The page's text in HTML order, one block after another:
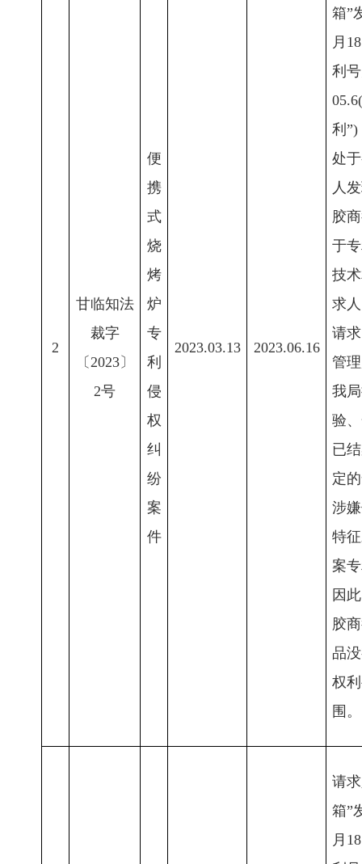
2
甘临知法
裁字
〔2023〕
2号
便
携
式
烧
烤
炉
专
利
侵
权
纠
纷
案
件
2023.03.13 2023.06.16
箱”
月
利
利
处
人
胶
于
技
求
请
管
我
验
已
定
涉
特
案
因
胶
品
权
围。
请
箱”
月